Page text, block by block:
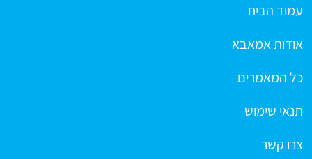
עמוד הבית
אודות אמאבא
כל המאמרים
תנאי שימוש
צרו קשר